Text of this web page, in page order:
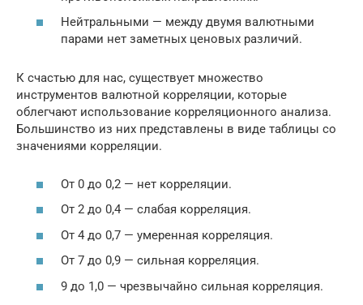
Нейтральными — между двумя валютными
парами нет заметных ценовых различий.
К счастью для нас, существует множество
инструментов валютной корреляции, которые
облегчают использование корреляционного анализа.
Большинство из них представлены в виде таблицы со
значениями корреляции.
От 0 до 0,2 — нет корреляции.
От 2 до 0,4 — слабая корреляция.
От 4 до 0,7 — умеренная корреляция.
От 7 до 0,9 — сильная корреляция.
9 до 1,0 — чрезвычайно сильная корреляция.